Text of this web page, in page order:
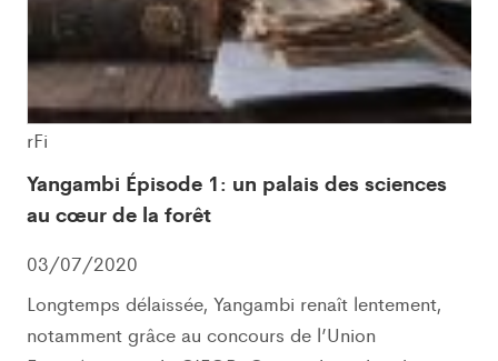
rFi
Yangambi Épisode 1: un palais des sciences
au cœur de la forêt
03/07/2020
Longtemps délaissée, Yangambi renaît lentement,
notamment grâce au concours de l’Union